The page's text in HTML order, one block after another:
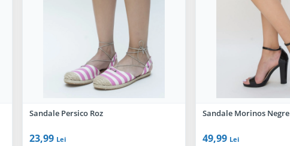
Sandale Persico Roz
23,99 Lei
Sandale Morinos Negre
49,99 Lei